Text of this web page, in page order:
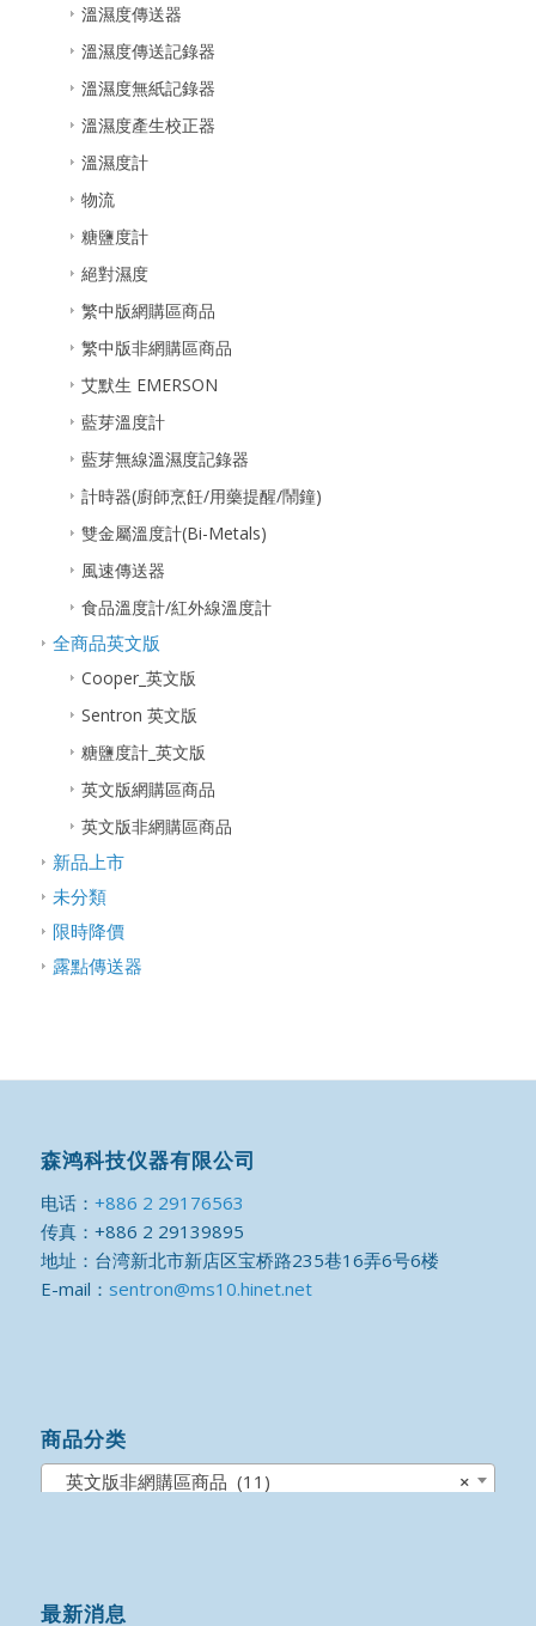
溫濕度傳送器
溫濕度傳送記錄器
溫濕度無紙記錄器
溫濕度產生校正器
溫濕度計
物流
糖鹽度計
絕對濕度
繁中版網購區商品
繁中版非網購區商品
艾默生 EMERSON
藍芽溫度計
藍芽無線溫濕度記錄器
計時器(廚師烹飪/用藥提醒/鬧鐘)
雙金屬溫度計(Bi-Metals)
風速傳送器
食品溫度計/紅外線溫度計
全商品英文版
Cooper_英文版
Sentron 英文版
糖鹽度計_英文版
英文版網購區商品
英文版非網購區商品
新品上市
未分類
限時降價
露點傳送器
森鸿科技仪器有限公司
电话： +886 2 29176563
传真：+886 2 29139895
地址：台湾新北市新店区宝桥路235巷16弄6号6楼
E-mail： sentron@ms10.hinet.net
商品分类
×
英文版非網購區商品 (11)
最新消息